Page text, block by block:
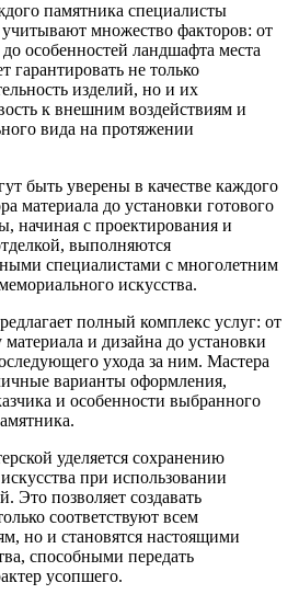
памятника специалисты
множество факторов: от
особенностей ландшафта места
гарантировать не только
изделий, но и их
к внешним воздействиям и
вида на протяжении
быть уверены в качестве каждого
материала до установки готового
начиная с проектирования и
выполняются
специалистами с многолетним
искусства.
полный комплекс услуг: от
и дизайна до установки
ухода за ним. Мастера
варианты оформления,
и особенности выбранного
уделяется сохранению
при использовании
Это позволяет создавать
соответствуют всем
но и становятся настоящими
способными передать
усопшего.